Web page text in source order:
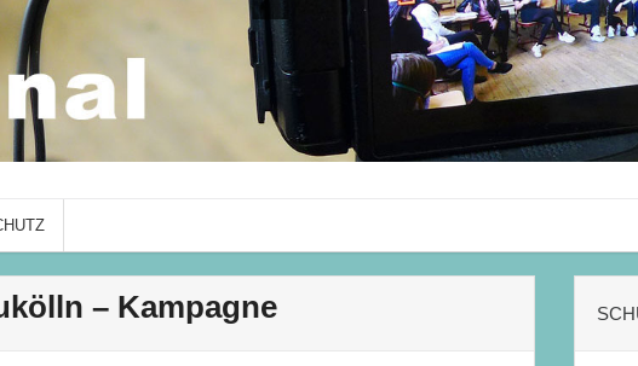
ADO Journal
mit Schüler*innen des Albrecht-Dürer-
– Kampagne